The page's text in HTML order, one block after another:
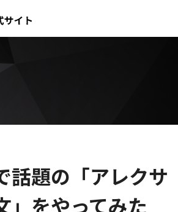
話題の「アレクサ
」をやってみた